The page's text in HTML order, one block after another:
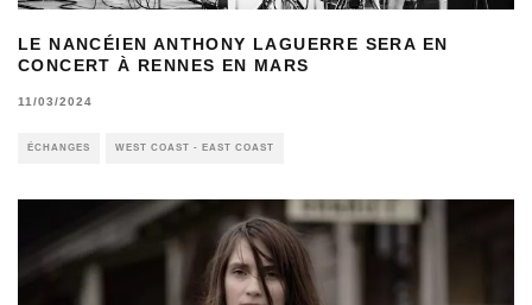
LE NANCÉIEN ANTHONY LAGUERRE SERA EN
CONCERT À RENNES EN MARS
11/03/2024
ÉCHANGES WEST COAST - EAST COAST